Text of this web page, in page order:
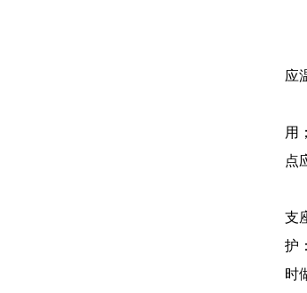
应
用
点
支
护
时